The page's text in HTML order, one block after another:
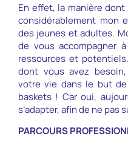
En effet, la manière dont
considérablement mon
des jeunes et adultes.
de vous accompagner
ressources et
dont vous avez
votre vie dans le but
baskets ! Car oui,
s’adapter, afin de ne pas
PARCOURS